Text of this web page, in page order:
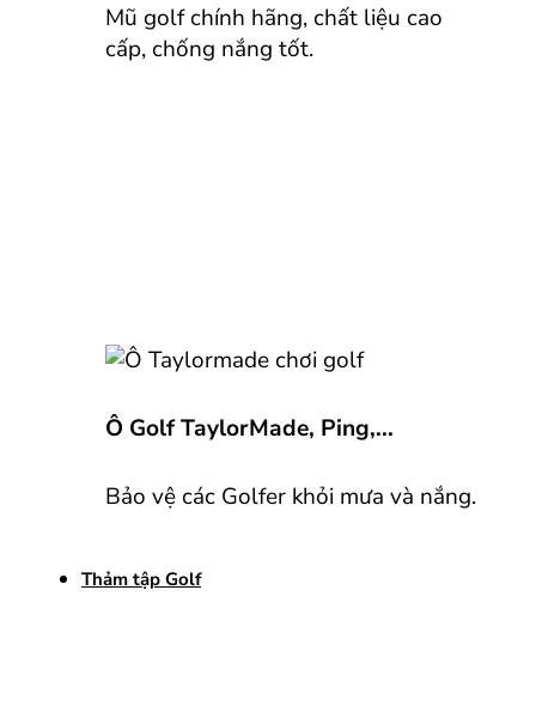
Mũ golf chính hãng, chất liệu cao
cấp, chống nắng tốt.
Ô Golf TaylorMade, Ping,...
Bảo vệ các Golfer khỏi mưa và nắng.
Thảm tập Golf